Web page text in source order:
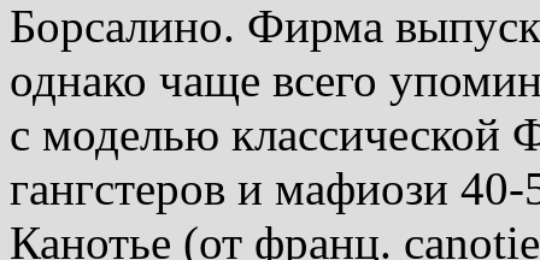
Борсалино. Фирма
однако чаще всего
с моделью классической
гангстеров и мафиози
Канотье (от франц.